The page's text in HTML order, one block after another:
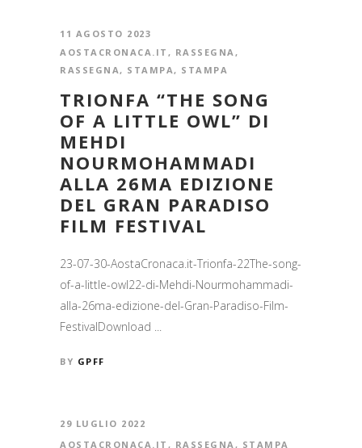
11 AGOSTO 2023
AOSTACRONACA.IT , RASSEGNA,
RASSEGNA, STAMPA, STAMPA
TRIONFA “THE SONG
OF A LITTLE OWL” DI
MEHDI
NOURMOHAMMADI
ALLA 26MA EDIZIONE
DEL GRAN PARADISO
FILM FESTIVAL
23-07-30-AostaCronaca.it-Trionfa-22The-song-
of-a-little-owl22-di-Mehdi-Nourmohammadi-
alla-26ma-edizione-del-Gran-Paradiso-Film-
FestivalDownload ...
BY GPFF
29 LUGLIO 2022
AOSTACRONACA.IT , RASSEGNA, STAMPA